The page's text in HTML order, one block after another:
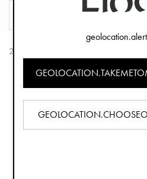
FILTRER
2 Produits